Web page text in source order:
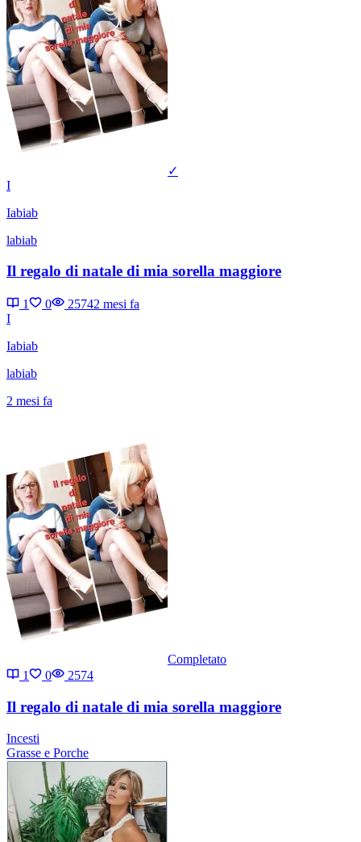
✓
I
Iabiab
labiab
Il regalo di natale di mia sorella maggiore
1 0 25742 mesi fa
I
Iabiab
labiab
2 mesi fa
Completato
1
0 2574
Il regalo di natale di mia sorella maggiore
Incesti
Grasse e Porche